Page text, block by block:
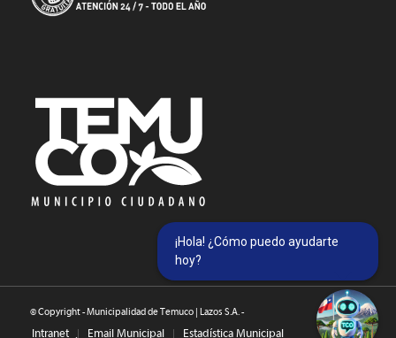
© Copyright - Municipalidad de Temuco | Lazos S.A. -
Intranet Email Municipal Estadística Municipal
¡Hola! ¿Cómo puedo ayudarte
hoy?